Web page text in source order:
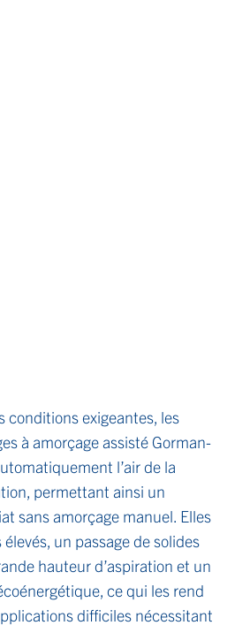
conditions exigeantes, les
à amorçage assisté Gorman-
l’air de la
permettant ainsi un
sans amorçage manuel. Elles
un passage de solides
hauteur d’aspiration et un
ce qui les rend
difficiles nécessitant